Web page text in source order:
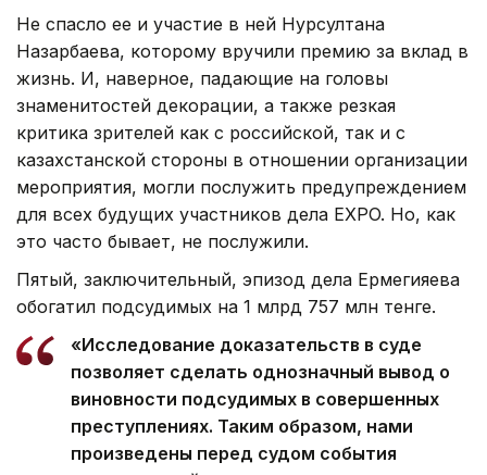
Не спасло ее и участие в ней Нурсултана
Назарбаева, которому вручили премию за вклад в
жизнь. И, наверное, падающие на головы
знаменитостей декорации, а также резкая
критика зрителей как с российской, так и с
казахстанской стороны в отношении организации
мероприятия, могли послужить предупреждением
для всех будущих участников дела EXPO. Но, как
это часто бывает, не послужили.
Пятый, заключительный, эпизод дела Ермегияева
обогатил подсудимых на 1 млрд 757 млн тенге.
«Исследование доказательств в суде
позволяет сделать однозначный вывод о
виновности подсудимых в совершенных
преступлениях. Таким образом, нами
произведены перед судом события